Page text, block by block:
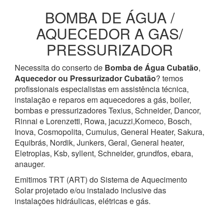
BOMBA DE ÁGUA /
AQUECEDOR A GAS/
PRESSURIZADOR
Necessita do conserto de Bomba de ÁguaCubatão,
Aquecedor ou PressurizadorCubatão? temos
profissionais especialistas em assistência técnica,
instalação e reparos em aquecedores a gás, boiler,
bombas e pressurizadores Texius, Schneider, Dancor,
Rinnai e Lorenzetti, Rowa, jacuzzi,Komeco, Bosch,
Inova, Cosmopolita, Cumulus, General Heater, Sakura,
Equibrás, Nordik, Junkers, Geral, General heater,
Eletroplas, Ksb, syllent, Schneider, grundfos, ebara,
anauger.
Emitimos TRT (ART) do Sistema de Aquecimento
Solar projetado e/ou instalado inclusive das
instalações hidráulicas, elétricas e gás.